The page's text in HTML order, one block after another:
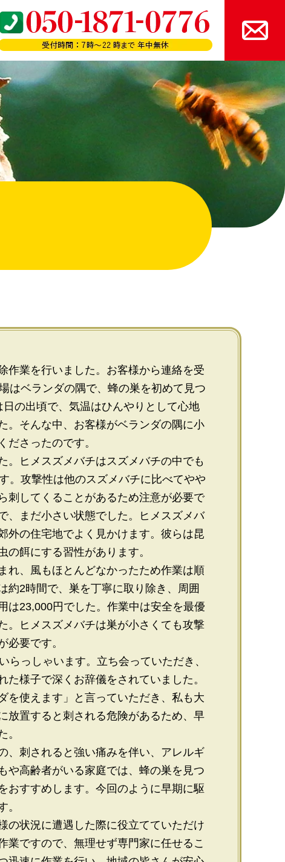
作業を行いました。お客様から連絡を受
はベランダの隅で、蜂の巣を初めて見つ
の出頃で、気温はひんやりとして心地
。そんな中、お客様がベランダの隅に小
ださったのです。
。ヒメスズメバチはスズメバチの中でも
。攻撃性は他のスズメバチに比べてやや
刺してくることがあるため注意が必要で
、まだ小さい状態でした。ヒメスズメバ
外の住宅地でよく見かけます。彼らは昆
餌にする習性があります。
れ、風もほとんどなかったため作業は順
約2時間で、巣を丁寧に取り除き、周囲
は23,000円でした。作業中は安全を最優
。ヒメスズメバチは巣が小さくても攻撃
必要です。
らっしゃいます。立ち会っていただき、
様子で深くお辞儀をされていました。
を使えます」と言っていただき、私も大
放置すると刺される危険があるため、早
。
、刺されると強い痛みを伴い、アレルギ
や高齢者がいる家庭では、蜂の巣を見つ
おすすめします。今回のように早期に駆
。
の状況に遭遇した際に役立てていただけ
業ですので、無理せず専門家に任せるこ